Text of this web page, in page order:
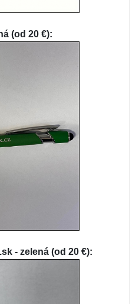
(od 20 €):
- zelená (od 20 €):